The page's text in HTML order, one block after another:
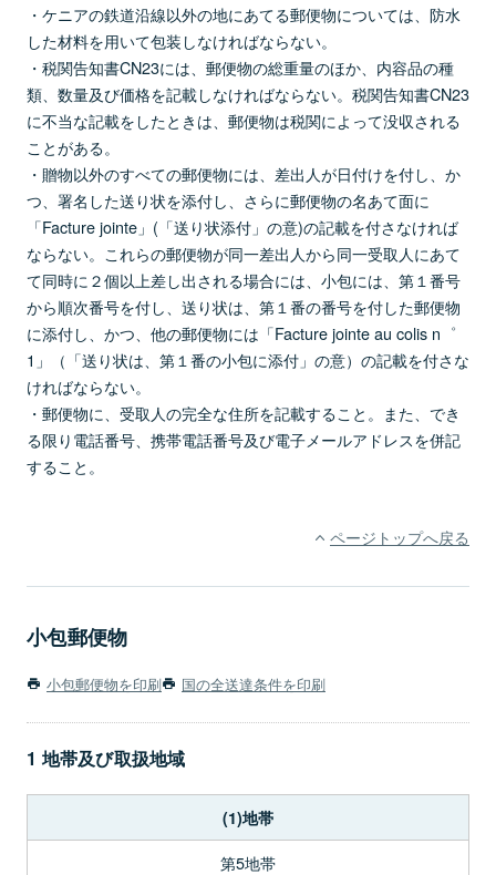
・ケニアの鉄道沿線以外の地にあてる郵便物については、防水
した材料を用いて包装しなければならない。
・税関告知書CN23には、郵便物の総重量のほか、内容品の種
類、数量及び価格を記載しなければならない。税関告知書CN23
に不当な記載をしたときは、郵便物は税関によって没収される
ことがある。
・贈物以外のすべての郵便物には、差出人が日付けを付し、か
つ、署名した送り状を添付し、さらに郵便物の名あて面に
「Facture jointe」(「送り状添付」の意)の記載を付さなければ
ならない。これらの郵便物が同一差出人から同一受取人にあて
て同時に２個以上差し出される場合には、小包には、第１番号
から順次番号を付し、送り状は、第１番の番号を付した郵便物
に添付し、かつ、他の郵便物には「Facture jointe au colis n゜
1」（「送り状は、第１番の小包に添付」の意）の記載を付さな
ければならない。
・郵便物に、受取人の完全な住所を記載すること。また、でき
る限り電話番号、携帯電話番号及び電子メールアドレスを併記
すること。
ページトップへ戻る
小包郵便物
小包郵便物を印刷 国の全送達条件を印刷
1 地帯及び取扱地域
(1)地帯
第5地帯